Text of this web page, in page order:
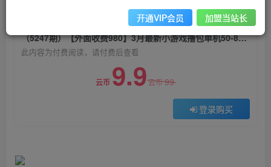
（5247期）【外面收费980】3月最新小游戏撸包单机50-80，详细操作教程
此内容为付费阅读，请付费后查看
云币 9.9云币99
登录购买
开通VIP会员 加盟当站长